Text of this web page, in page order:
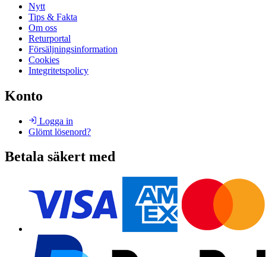
Nytt
Tips & Fakta
Om oss
Returportal
Försäljningsinformation
Cookies
Integritetspolicy
Konto
Logga in
Glömt lösenord?
Betala säkert med